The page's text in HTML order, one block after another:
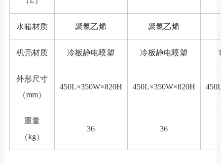
水箱材质 聚氯乙烯 聚氯乙烯
机壳材质 冷板静电喷塑 冷板静电喷塑
外形尺寸
（mm）
450L×350W×820H 450L×350W×820H
重量
（kg）
36 36